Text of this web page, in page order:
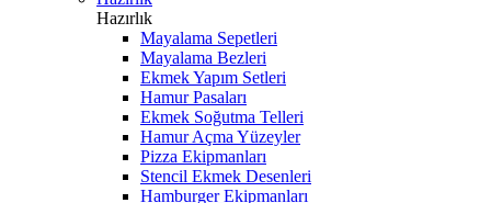
Hazırlık
Mayalama Sepetleri
Mayalama Bezleri
Ekmek Yapım Setleri
Hamur Pasaları
Ekmek Soğutma Telleri
Hamur Açma Yüzeyler
Pizza Ekipmanları
Stencil Ekmek Desenleri
Hamburger Ekipmanları